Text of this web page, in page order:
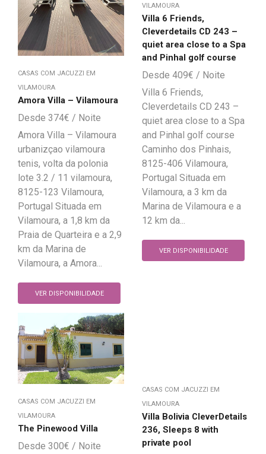
CASAS COM JACUZZI EM
VILAMOURA
Amora Villa – Vilamoura
374€
Amora Villa – Vilamoura
urbanizçao vilamoura
tenis, volta da polonia
lote 3.2 / 11 vilamoura,
8125-123 Vilamoura,
Portugal Situada em
Vilamoura, a 1,8 km da
Praia de Quarteira e a 2,9
km da Marina de
Vilamoura, a Amora...
VER DISPONIBILIDADE
VILAMOURA
Villa 6 Friends,
Cleverdetails CD 243 –
quiet area close to a Spa
and Pinhal golf course
409€
Villa 6 Friends,
Cleverdetails CD 243 –
quiet area close to a Spa
and Pinhal golf course
Caminho dos Pinhais,
8125-406 Vilamoura,
Portugal Situada em
Vilamoura, a 3 km da
Marina de Vilamoura e a
12 km da...
VER DISPONIBILIDADE
CASAS COM JACUZZI EM
VILAMOURA
The Pinewood Villa
300€
CASAS COM JACUZZI EM
VILAMOURA
Villa Bolivia CleverDetails
236, Sleeps 8 with
private pool